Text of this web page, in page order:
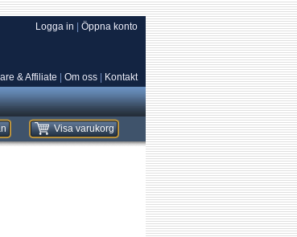
Logga in Öppna konto
& Affiliate Om oss Kontakt
Visa varukorg